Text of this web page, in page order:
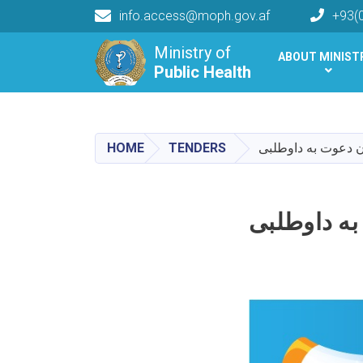
Ministry of
Public Health
info.access@moph.gov.af
Main navigation
Public Health
ABOUT
HOME TENDERS